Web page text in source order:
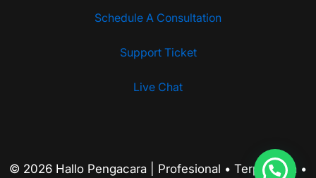
Schedule A Consultation
Support Ticket
Live Chat
© 2026 Hallo Pengacara | Profesional • Terpercaya •